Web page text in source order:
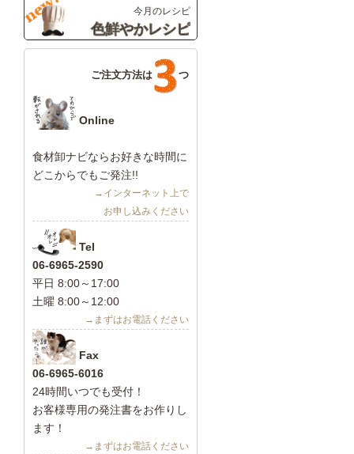
今月のレシピ
色鮮やかレシピ
ご注文方法は つ
Online
食材卸ナビならお好きな時間に
どこからでもご発注!!
→インターネット上で
お申し込みください
Tel
06-6965-2590
平日 8:00～17:00
土曜 8:00～12:00
→まずはお電話ください
Fax
06-6965-6016
24時間いつでも受付！
お客様専用の発注書をお作りし
ます！
→まずはお電話ください